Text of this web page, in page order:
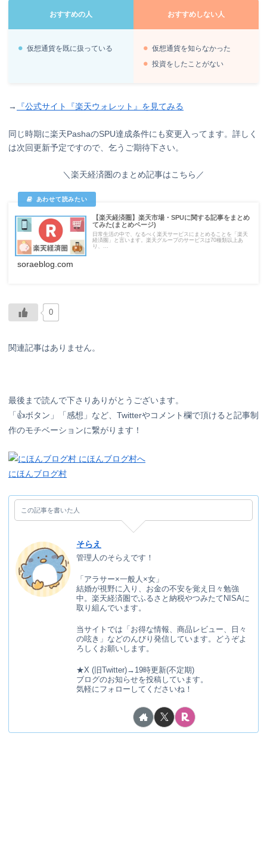
おすすめの人 おすすめしない人
仮想通貨を既に扱っている
仮想通貨を知らなかった
投資をしたことがない
→ 『公式サイト『楽天ウォレット』を見てみる
同じ時期に楽天PashaのSPU達成条件にも変更入ってます。詳しく
は次回更新予定ですので、乞うご期待下さい。
＼楽天経済圏のまとめ記事はこちら／
【楽天経済圏】楽天市場・SPUに関する記事をまとめ
てみた(まとめページ)
日常生活の中で、なるべく楽天サービスにまとめることを「楽天
経済圏」と言います。楽天グループのサービスは70種類以上あ
り、...
soraeblog.com
0
関連記事はありません。
最後まで読んで下さりありがとうございます。
「👍ボタン」「感想」など、Twitterやコメント欄で頂けると記事制
作のモチベーションに繋がります！
にほんブログ村
この記事を書いた人
そらえ
管理人のそらえです！
「アラサー×一般人×女」
結婚が視野に入り、お金の不安を覚え日々勉強
中。楽天経済圏でふるさと納税やつみたてNISAに
取り組んでいます。
当サイトでは「お得な情報、商品レビュー、日々
の呟き」などのんびり発信しています。どうぞよ
ろしくお願いします。
★X (旧Twitter)→19時更新(不定期)
ブログのお知らせを投稿しています。
気軽にフォローしてくださいね！